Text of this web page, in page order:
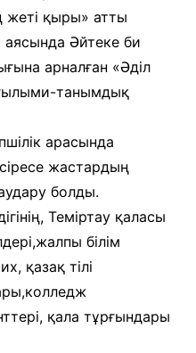
қыры» атты
Әйтеке би
арналған «Әділ
танымдық
арасында
жастардың
болды.
Теміртау қаласы
білім
қазақ тілі
қала тұрғындары